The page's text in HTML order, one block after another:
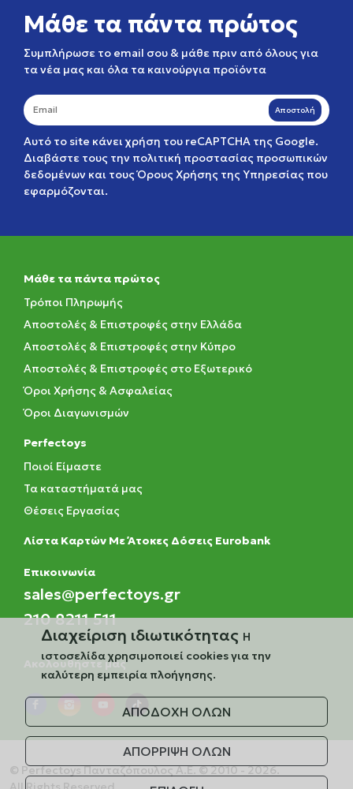
Μάθε τα πάντα πρώτος
Συμπλήρωσε το email σου & μάθε πριν από όλους για
τα νέα μας και όλα τα καινούργια προϊόντα
Αποστολή
Αυτό το site κάνει χρήση του reCAPTCHA της Google.
Διαβάστε τους την πολιτική προστασίας προσωπικών
δεδομένων και τουςΌρους Χρήσης της Υπηρεσίας που
εφαρμόζονται.
Μάθε τα πάντα πρώτος
Τρόποι Πληρωμής
Αποστολές & Επιστροφές στην Ελλάδα
Αποστολές & Επιστροφές στην Κύπρο
Αποστολές & Επιστροφές στο Εξωτερικό
Όροι Χρήσης & Ασφαλείας
Όροι Διαγωνισμών
Perfectoys
Ποιοί Είμαστε
Τα καταστήματά μας
Θέσεις Εργασίας
Λίστα Καρτών Με Άτοκες Δόσεις Eurobank
Eπικοινωνία
sales@perfectoys.gr
210 8211 511
Ακολουθήστε μας
© Perfectoys Πανταζόπουλος Α.Ε. © 2010 - 2026.
Διαχείριση ιδιωτικότητας Η
ιστοσελίδα χρησιμοποιεί cookies για την
καλύτερη εμπειρία πλοήγησης.
ΑΠΟΔΟΧΗ ΟΛΩΝ
ΑΠΟΡΡΙΨΗ ΟΛΩΝ